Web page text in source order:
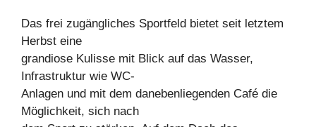
Das frei zugängliches Sportfeld bietet seit letztem
Herbst eine
grandiose Kulisse mit Blick auf das Wasser,
Infrastruktur wie WC-
Anlagen und mit dem danebenliegenden Café die
Möglichkeit, sich nach